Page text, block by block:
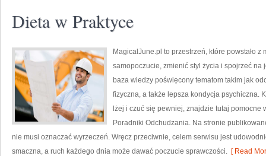
Dieta w Praktyce
MagicalJune.pl to przestrzeń, które powstało
samopoczucie, zmienić styl życia i spojrzeć
baza wiedzy poświęcony tematom takim jak
fizyczna, a także lepsza kondycja psychiczna.
lżej i czuć się pewniej, znajdzie tutaj pomocne
Poradniki Odchudzania. Na stronie
nie musi oznaczać wyrzeczeń. Wręcz przeciwnie, celem serwisu jest
smaczna, a ruch każdego dnia może dawać poczucie sprawczości. [ Read